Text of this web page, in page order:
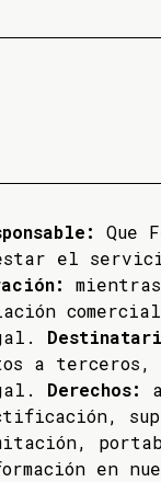
Que
el
a terceros,
Derechos:
en